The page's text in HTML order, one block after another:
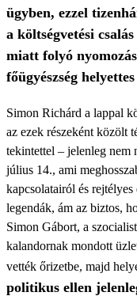
ügyben, ezzel
a költségvetési
miatt folyó
főügyészség
Simon Richárd a lappal
az ezek részeként közölt
tekintettel – jelenleg nem
július 14., ami
kapcsolatairól és
legendák, ám az biztos,
Simon Gábort, a
kalandornak mondott
vették őrizetbe, majd
politikus ellen